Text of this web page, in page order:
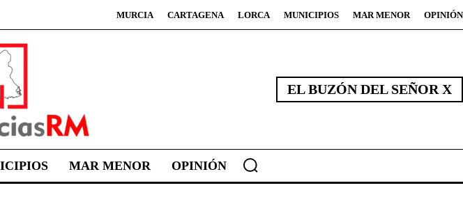
MURCIA CARTAGENA LORCA MUNICIPIOS MAR MENOR OPINIÓN
EL BUZÓN DEL SEÑOR X
MAR MENOR OPINIÓN